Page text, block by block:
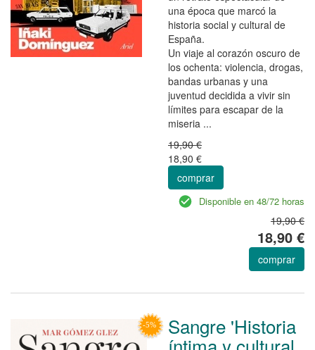
una época que marcó la
historia social y cultural de
España.
Un viaje al corazón oscuro de
los ochenta: violencia, drogas,
bandas urbanas y una
juventud decidida a vivir sin
límites para escapar de la
miseria ...
19,90 €
18,90 €
comprar
Disponible en 48/72 horas
19,90 €
18,90 €
comprar
Sangre 'Historia